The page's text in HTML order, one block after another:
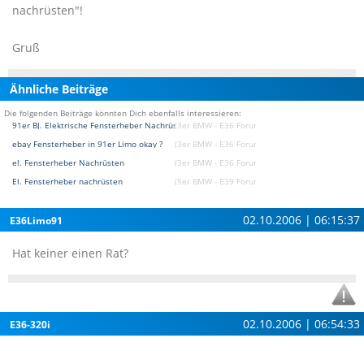
nachrüsten"!
Gruß
Ähnliche Beiträge
Die folgenden Beiträge könnten Dich ebenfalls interessieren:
91er BJ. Elektrische Fensterheber Nachrüsten(3er BMW - E36 Forum)
ebay Fensterheber in 91er Limo okay ?
(3er BMW - E36 Forum)
el. Fensterheber Nachrüsten
(3er BMW - E36 Forum)
El. Fensterheber nachrüsten
(5er BMW - E39 Forum)
E36Limo91 02.10.2006 | 06:15:37
Hat keiner einen Rat?
E36-320i 02.10.2006 | 06:54:33